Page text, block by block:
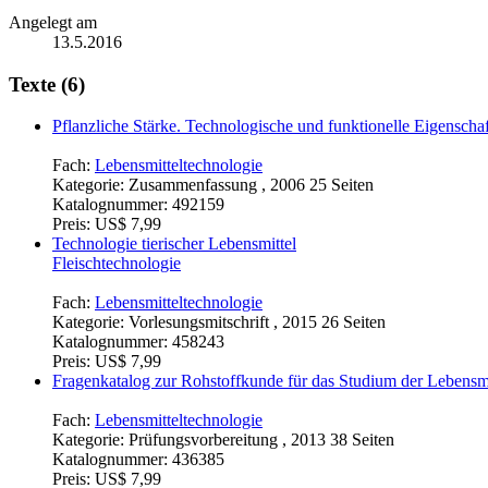
Angelegt am
13.5.2016
Texte (6)
Pflanzliche Stärke. Technologische und funktionelle
Fach: Lebensmitteltechnologie
Kategorie: Zusammenfassung , 2006 25 Seiten
Katalognummer: 492159
Preis: US$ 7,99
Technologie tierischer Lebensmittel
Fleischtechnologie
Fach: Lebensmitteltechnologie
Kategorie: Vorlesungsmitschrift , 2015 26 Seiten
Katalognummer: 458243
Preis: US$ 7,99
Fragenkatalog zur Rohstoffkunde für das Studium der
Fach: Lebensmitteltechnologie
Kategorie: Prüfungsvorbereitung , 2013 38 Seiten
Katalognummer: 436385
Preis: US$ 7,99